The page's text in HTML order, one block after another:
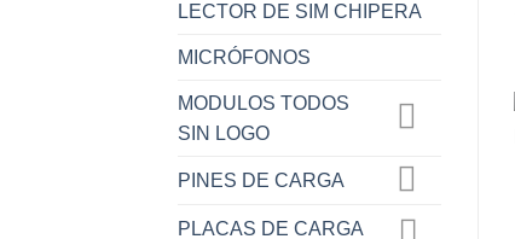
LECTOR DE SIM CHIPERA
MICRÓFONOS
MODULOS TODOS
SIN LOGO
PINES DE CARGA
PLACAS DE CARGA
PLACA DE CARGA XIAOMI
PLACA DE CARGA
MOTO ONE